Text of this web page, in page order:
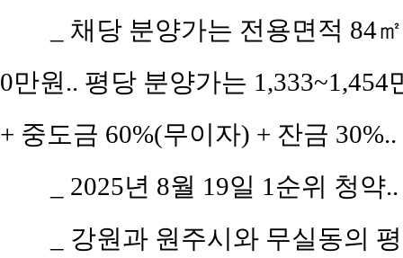
_ 채당 분양가는 전용면적 84
0만원.. 평당 분양가는
+ 중도금 60%(무이자) + 잔금
_ 2025년 8월 19일 1순위 청
_ 강원과 원주시와 무실동의